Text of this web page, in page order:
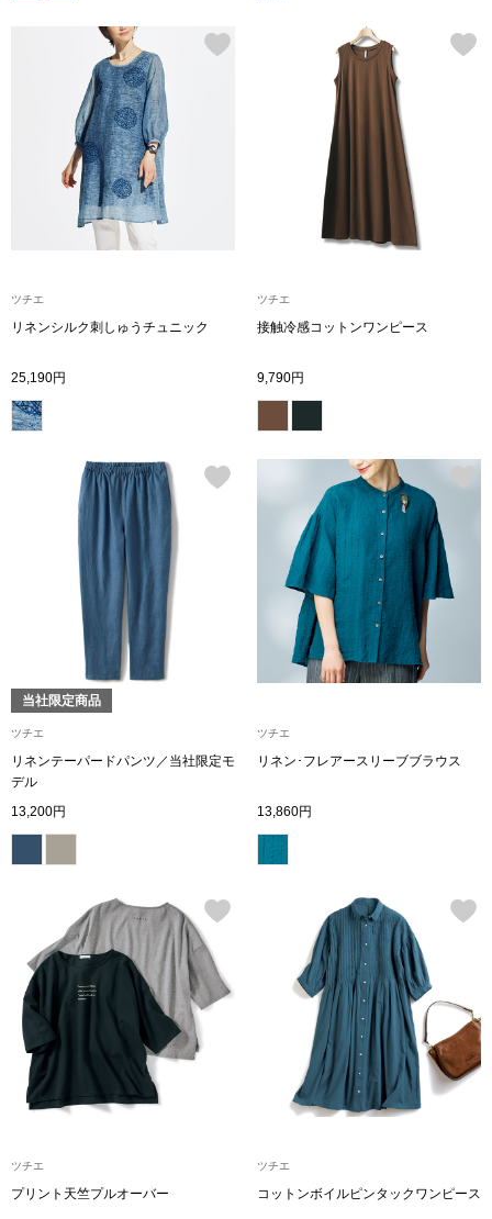
タログ
／チュニック
ダーウェア
アクセサリー
その他
バッグ
トートバッグ
ショルダーバ
ボディバッグ
リュック･バッ
ボストンバッグ
スーツケース
レースアップ
スニーカー
ブーツ
サンダル
ツチエ
リネンシルク刺しゅうチュニック
25,190円
ツチエ
接触冷感コットンワンピース
9,790円
当社限定商品
ツチエ
リネンテーパードパンツ／当社限定モ
デル
13,200円
ツチエ
リネン･フレアースリーブブラウス
13,860円
ツチエ
プリント天竺プルオーバー
ツチエ
コットンボイルピンタックワンピース